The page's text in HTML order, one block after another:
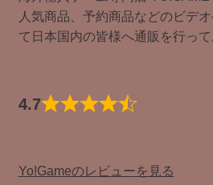
人気商品、予約商品などのビデ
て日本国内の皆様へ通販を行って
4.7
Yo!Gameのレビューを見る